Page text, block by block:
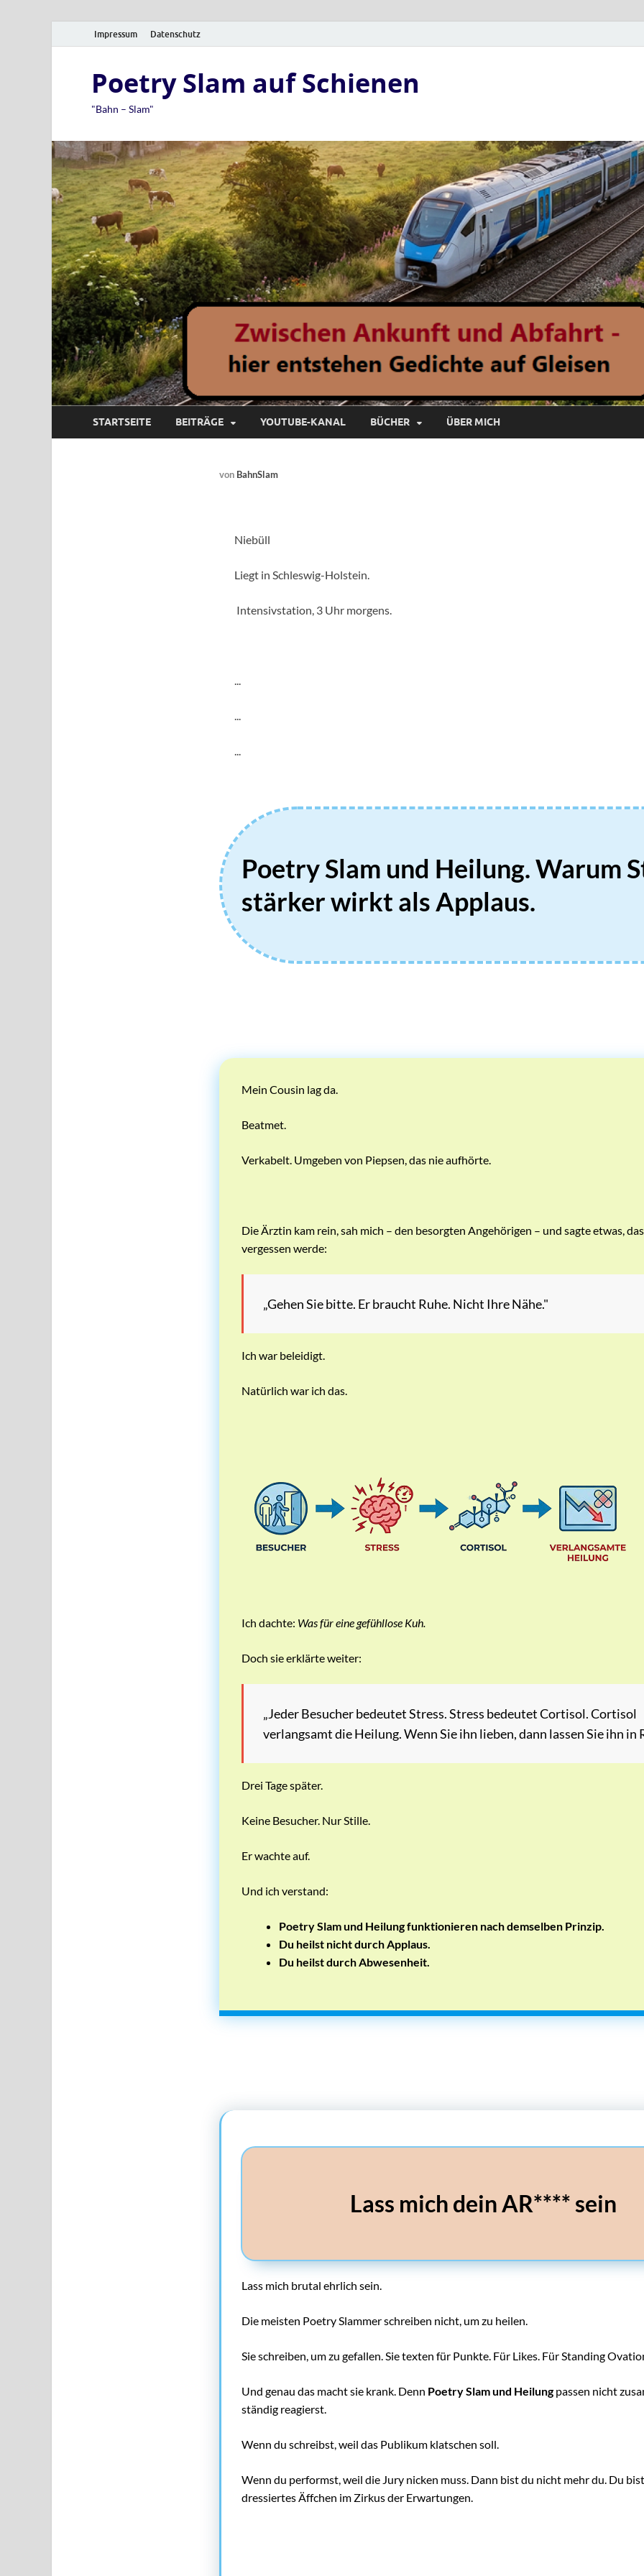
Impressum Datenschutz
Poetry Slam auf Schienen
"Bahn – Slam"
STARTSEITE BEITRÄGE YOUTUBE-KANAL BÜCHER ÜBER MICH
von BahnSlam
Niebüll
Liegt in Schleswig-Holstein.
Intensivstation, 3 Uhr morgens.
...
...
...
Poetry Slam und Heilung. Warum
stärker wirkt als Applaus.
Mein Cousin lag da.
Beatmet.
Verkabelt. Umgeben von Piepsen, das nie aufhörte.
Die Ärztin kam rein, sah mich – den besorgten Angehörigen – und sagte etwas,
vergessen werde:
„Gehen Sie bitte. Er braucht Ruhe. Nicht Ihre Nähe."
Ich war beleidigt.
Natürlich war ich das.
Ich dachte: Was für eine gefühllose Kuh.
Doch sie erklärte weiter:
„Jeder Besucher bedeutet Stress. Stress bedeutet Cortisol. Cortisol
verlangsamt die Heilung. Wenn Sie ihn lieben, dann lassen Sie ihn in
Drei Tage später.
Keine Besucher. Nur Stille.
Er wachte auf.
Und ich verstand:
Poetry Slam und Heilung funktionieren nach demselben Prinzip.
Du heilst nicht durch Applaus.
Du heilst durch Abwesenheit.
Lass mich dein AR**** sein
Lass mich brutal ehrlich sein.
Die meisten Poetry Slammer schreiben nicht, um zu heilen.
Sie schreiben, um zu gefallen. Sie texten für Punkte. Für Likes. Für Standing
Und genau das macht sie krank. Denn Poetry Slam und Heilungpassen nicht
ständig reagierst.
Wenn du schreibst, weil das Publikum klatschen soll.
Wenn du performst, weil die Jury nicken muss. Dann bist du nicht mehr du. Du
dressiertes Äffchen im Zirkus der Erwartungen.